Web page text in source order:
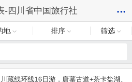
-四川省中国旅行社
地 排序 筛选
藏线环线16日游，唐蕃古道+茶卡盐湖、